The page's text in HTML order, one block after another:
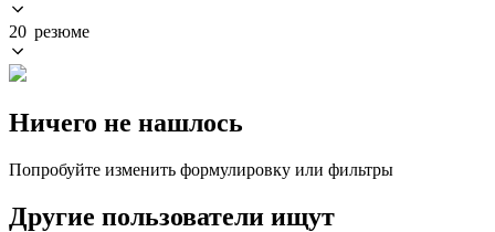
20 резюме
Ничего не нашлось
Попробуйте изменить формулировку или фильтры
Другие пользователи ищут